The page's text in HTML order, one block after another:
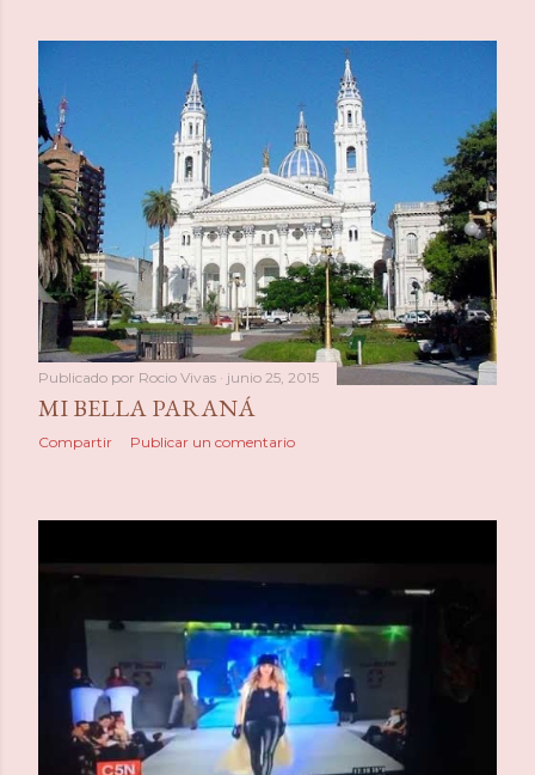
Publicado por Rocio Vivas junio 25, 2015
MI BELLA PARANÁ
Compartir Publicar un comentario